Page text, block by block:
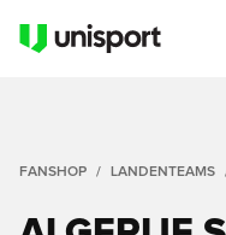
FANSHOP LANDENTEAMS